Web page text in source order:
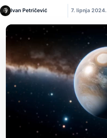
Ivan Petričević 7. lipnja 2024.